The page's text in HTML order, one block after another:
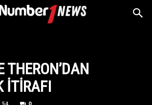
THERON’DAN
ITIRAFI
54 0